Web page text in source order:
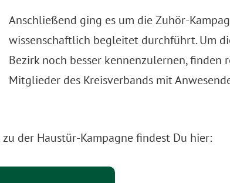
Anschließend ging es um die Zuhör-
wissenschaftlich begleitet durchführt. Um
Bezirk noch besser kennenzulernen,
Mitglieder des Kreisverbands mit
der Haustür-Kampagne findest Du hier: